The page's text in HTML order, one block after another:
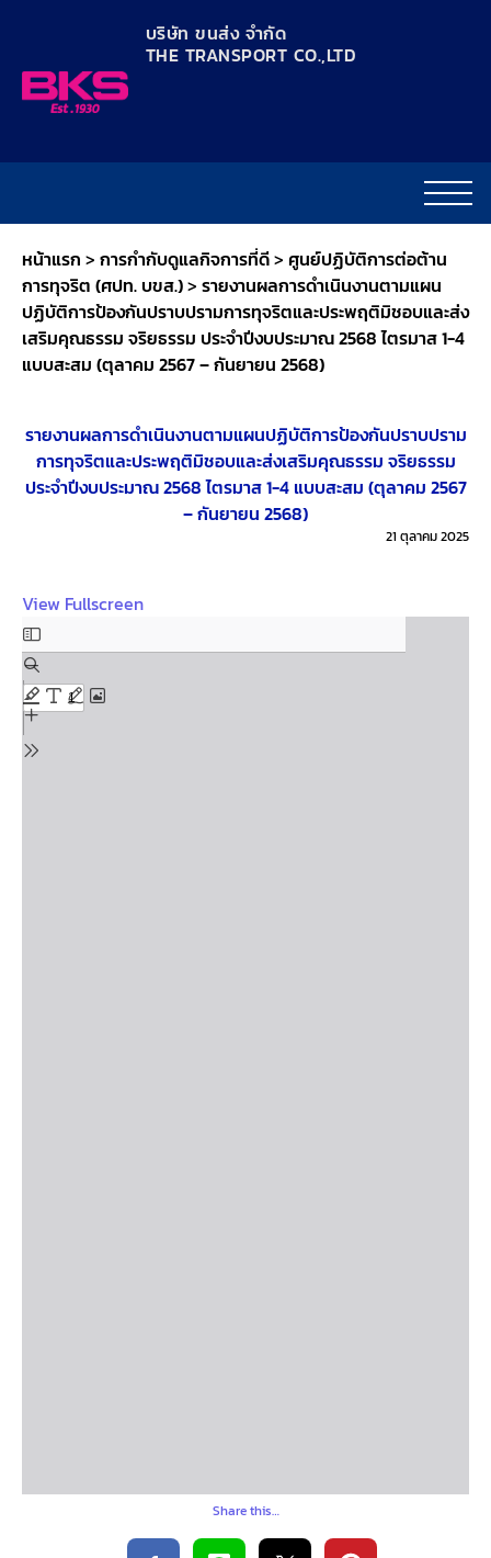
บริษัท ขนส่ง จำกัด
THE TRANSPORT CO.,LTD​
หน้าแรก > การกำกับดูแลกิจการที่ดี> ศูนย์ปฏิบัติการต่อต้าน
การทุจริต (ศปท. บขส.)> รายงานผลการดำเนินงานตามแผน
ปฏิบัติการป้องกันปราบปรามการทุจริตและประพฤติมิชอบและส่ง
เสริมคุณธรรม จริยธรรม ประจำปีงบประมาณ 2568 ไตรมาส 1-4
แบบสะสม (ตุลาคม 2567 – กันยายน 2568)
รายงานผลการดำเนินงานตามแผนปฏิบัติการป้องกันปราบปราม
การทุจริตและประพฤติมิชอบและส่งเสริมคุณธรรม จริยธรรม
ประจำปีงบประมาณ 2568 ไตรมาส 1-4 แบบสะสม (ตุลาคม 2567
– กันยายน 2568)
21 ตุลาคม 2025
View Fullscreen
Share this…